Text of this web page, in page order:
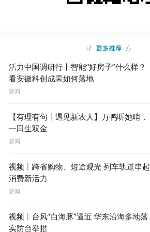
活力中国调研行丨智能“好房子”什么样？
看安徽科创成果如何落地
要闻
【有理有句丨遇见新农人】万鸭听她哨，
一田生双金
要闻
视频丨跨省购物、短途观光 列车轨道串起
消费新活力
要闻
视频丨台风“白海豚”逼近 华东沿海多地落
实防台举措